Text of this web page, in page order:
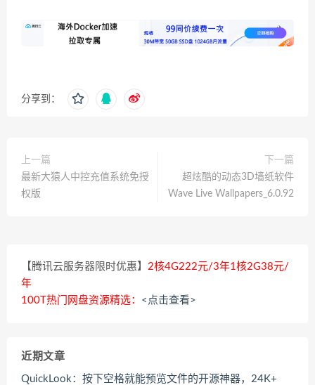
分享到：
上一篇
最新大猿人中控充值系统免授
权版
下一篇
超炫酷的动态3D墙纸软件
Wave Live Wallpapers_6.0.92
【腾讯云服务器限时优惠】 2核4G222元/3年1核2G38元/
年
100T热门网盘资源精选： <点击查看>
近期文章
QuickLook：按下空格就能预览文件的开源神器，24K+